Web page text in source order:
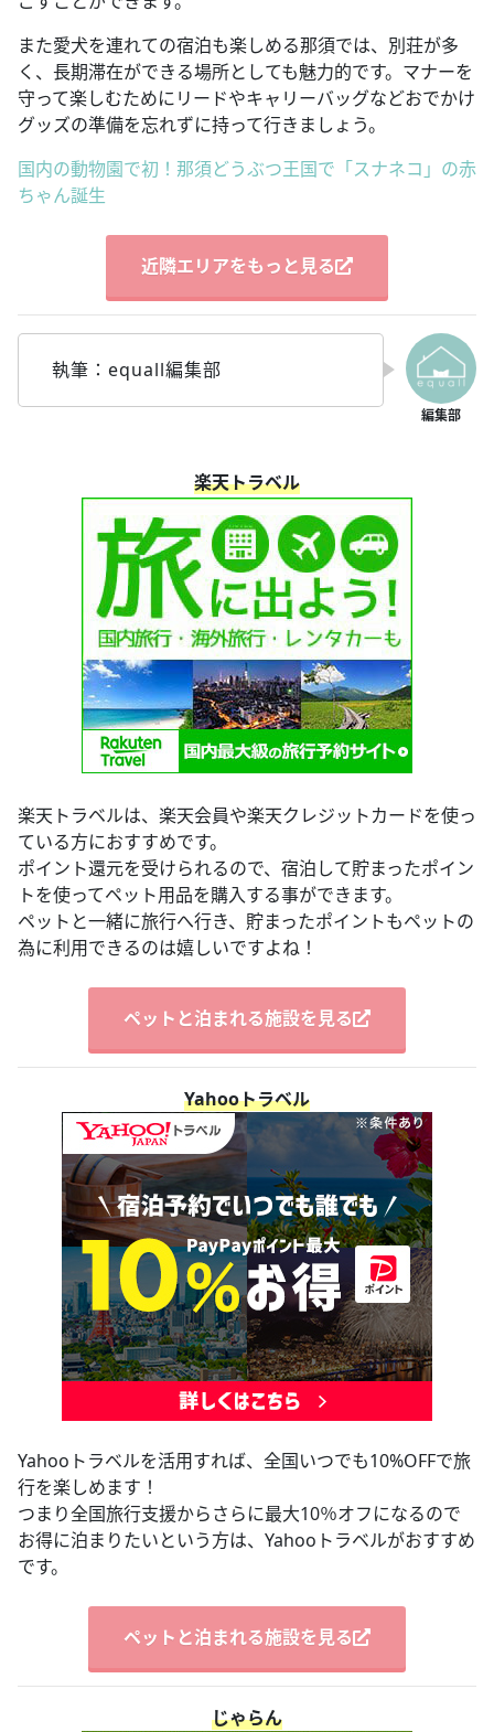
また愛犬を連れての宿泊も楽しめる那須では、別荘が多
く、長期滞在ができる場所としても魅力的です。マナーを
守って楽しむためにリードやキャリーバッグなどおでかけ
グッズの準備を忘れずに持って行きましょう。
国内の動物園で初！那須どうぶつ王国で「スナネコ」の赤
ちゃん誕生
近隣エリアをもっと見る
執筆：equall編集部
楽天トラベル
楽天トラベルは、楽天会員や楽天クレジットカードを使っ
ている方におすすめです。
ポイント還元を受けられるので、宿泊して貯まったポイン
トを使ってペット用品を購入する事ができます。
ペットと一緒に旅行へ行き、貯まったポイントもペットの
為に利用できるのは嬉しいですよね！
ペットと泊まれる施設を見る
Yahooトラベル
Yahooトラベルを活用すれば、全国いつでも10%OFFで旅
行を楽しめます！
つまり全国旅行支援からさらに最大10％オフになるので
お得に泊まりたいという方は、Yahooトラベルがおすすめ
です。
ペットと泊まれる施設を見る
じゃらん